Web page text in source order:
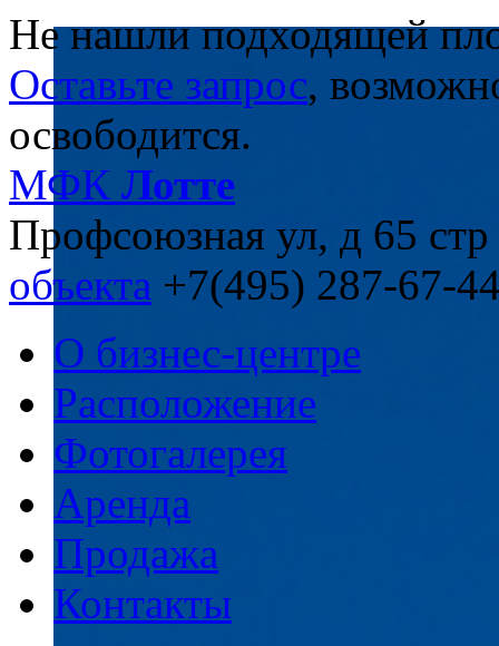
Не нашли подходящей
Оставьте запрос,
освободится.
МФК Лотте
Профсоюзная ул, д 65 стр
объекта +7(495) 287-67-
О бизнес-центре
Расположение
Фотогалерея
Аренда
Продажа
Контакты